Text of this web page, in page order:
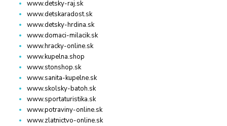
www.detsky-raj.sk
www.detskaradost.sk
www.detsky-hrdina.sk
www.domaci-milacik.sk
www.hracky-online.sk
www.kupelna.shop
www.stonshop.sk
www.sanita-kupelne.sk
www.skolsky-batoh.sk
www.sportaturistika.sk
www.potraviny-online.sk
www.zlatnictvo-online.sk